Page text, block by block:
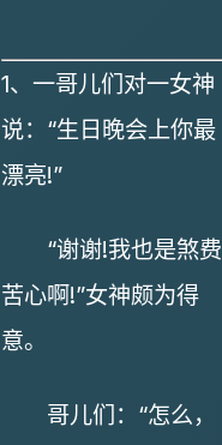
1、一哥儿们对一女神
说：“生日晚会上你最
漂亮!”
“谢谢!我也是煞费
苦心啊!”女神颇为得
意。
哥儿们：“怎么，